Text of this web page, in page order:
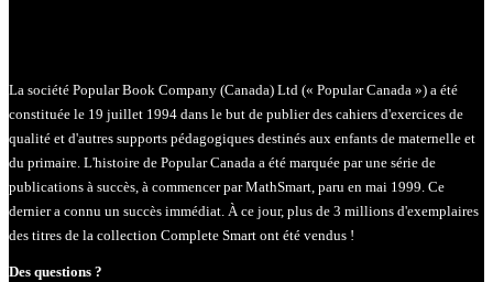
La société Popular Book Company (Canada) Ltd (« Popular Canada ») a été
constituée le 19 juillet 1994 dans le but de publier des cahiers d'exercices de
qualité et d'autres supports pédagogiques destinés aux enfants de maternelle et
du primaire. L'histoire de Popular Canada a été marquée par une série de
publications à succès, à commencer par MathSmart, paru en mai 1999. Ce
dernier a connu un succès immédiat. À ce jour, plus de 3 millions d'exemplaires
des titres de la collection Complete Smart ont été vendus !
Des questions ?